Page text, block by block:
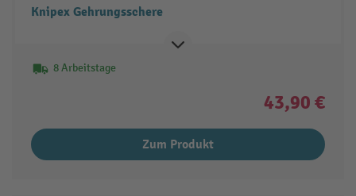
Knipex Gehrungsschere
8 Arbeitstage
43,90 €
Zum Produkt